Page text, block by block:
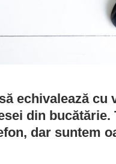
echivalează cu
din
dar suntem